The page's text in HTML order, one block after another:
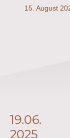
15. August
19.06.
2025